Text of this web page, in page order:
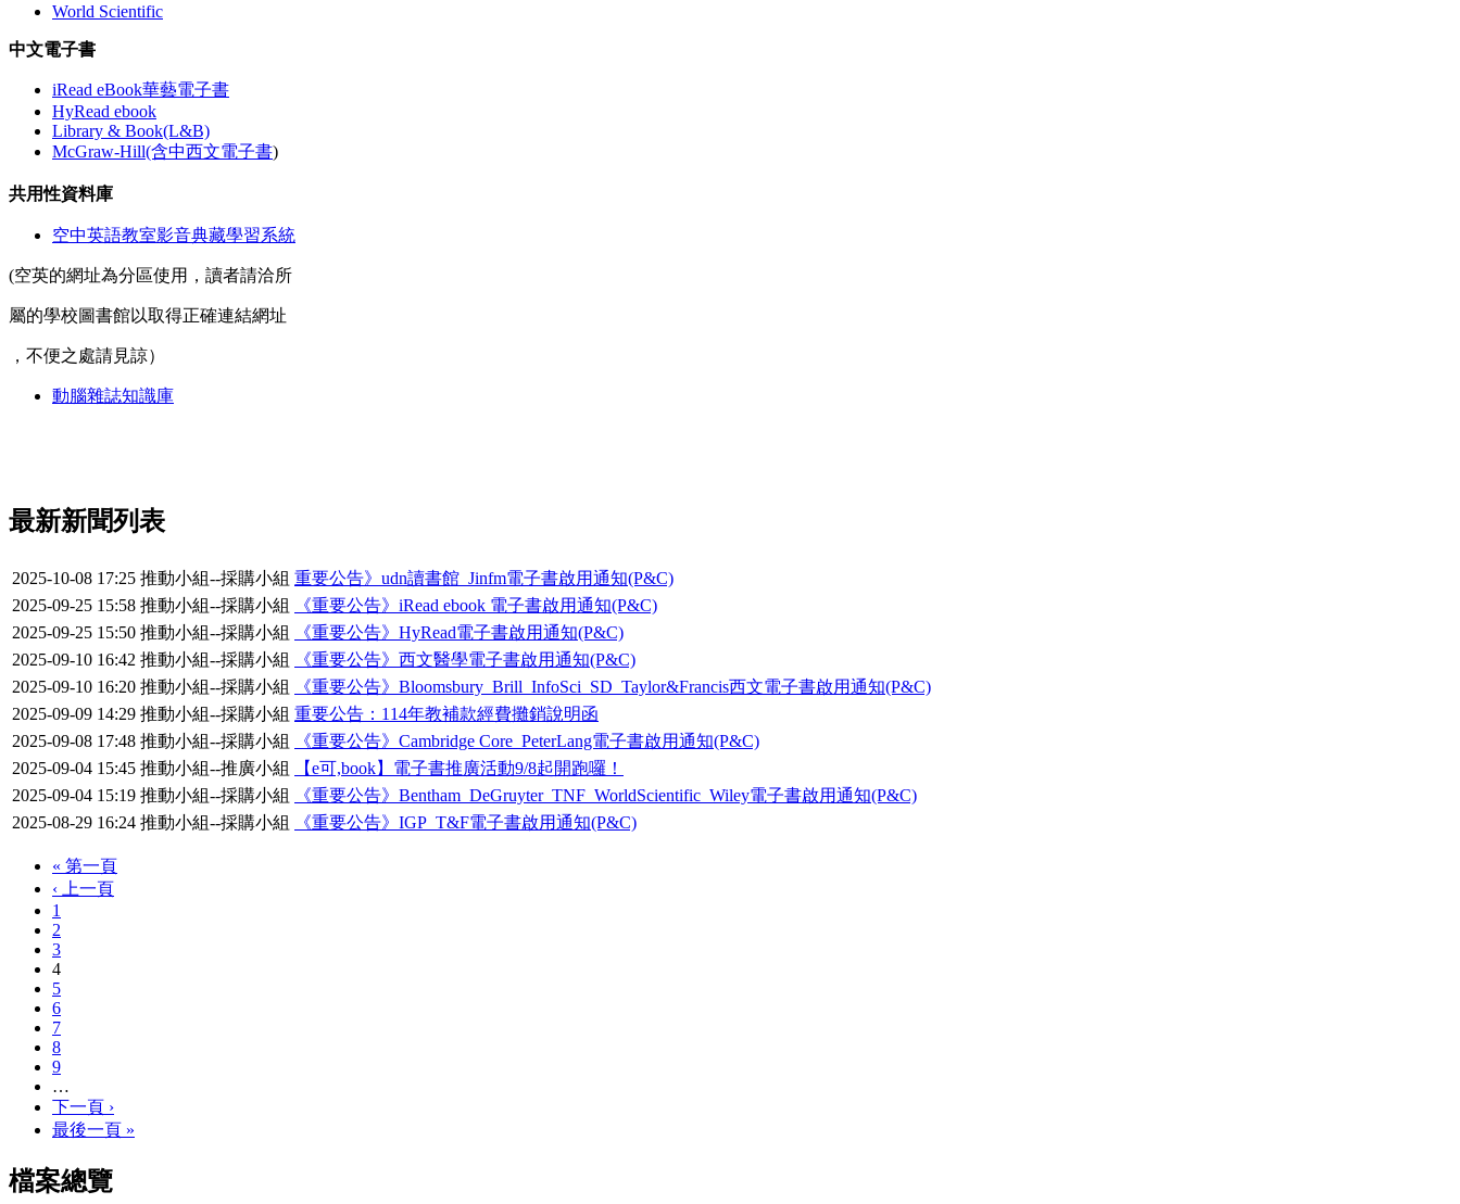
World Scientific
中文電子書
iRead eBook華藝電子書
HyRead ebook
Library & Book(L&B)
McGraw-Hill(含中西文電子書)
共用性資料庫
空中英語教室影音典藏學習系統
(空英的網址為分區使用，讀者請洽所
屬的學校圖書館以取得正確連結網址
，不便之處請見諒）
動腦雜誌知識庫
最新新聞列表
2025-10-08 17:25 推動小組--採購小組 重要公告》udn讀書館_Jinfm電子書啟用通知(P&C)
2025-09-25 15:58 推動小組--採購小組
《重要公告》iRead ebook 電子書啟用通知(P&C)
2025-09-25 15:50 推動小組--採購小組
《重要公告》HyRead電子書啟用通知(P&C)
2025-09-10 16:42 推動小組--採購小組
《重要公告》西文醫學電子書啟用通知(P&C)
2025-09-10 16:20 推動小組--採購小組
《重要公告》Bloomsbury_Brill_InfoSci_SD_Taylor&Francis西文電子書啟用通知(P&C)
2025-09-09 14:29 推動小組--採購小組 重要公告：114年教補款經費攤銷說明函
2025-09-08 17:48 推動小組--採購小組
《重要公告》Cambridge Core_PeterLang電子書啟用通知(P&C)
2025-09-04 15:45 推動小組--推廣小組
【e可,book】電子書推廣活動9/8起開跑囉！
2025-09-04 15:19 推動小組--採購小組
《重要公告》Bentham_DeGruyter_TNF_WorldScientific_Wiley電子書啟用通知(P&C)
2025-08-29 16:24 推動小組--採購小組 《重要公告》IGP_T&F電子書啟用通知(P&C)
« 第一頁
‹ 上一頁
1
2
3
4
5
6
7
8
9
…
下一頁 ›
最後一頁 »
檔案總覽